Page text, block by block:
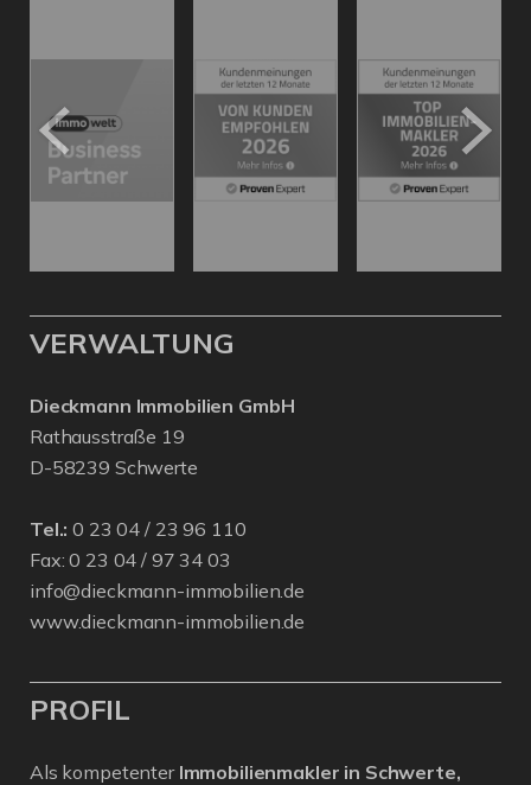
VERWALTUNG
Dieckmann Immobilien GmbH
Rathausstraße 19
D-58239 Schwerte
Tel.: 0 23 04 / 23 96 110
Fax: 0 23 04 / 97 34 03
info@dieckmann-immobilien.de
www.dieckmann-immobilien.de
PROFIL
Als kompetenter Immobilienmakler in Schwerte,